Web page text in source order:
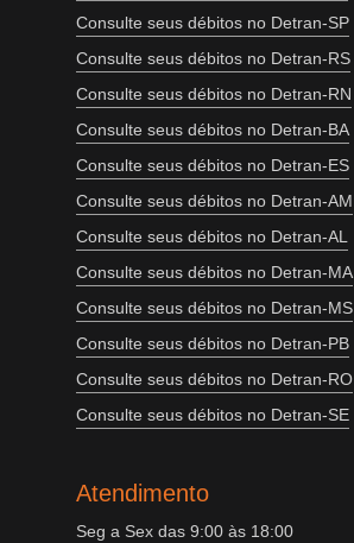
Consulte seus débitos no Detran-SP
Consulte seus débitos no Detran-RS
Consulte seus débitos no Detran-RN
Consulte seus débitos no Detran-BA
Consulte seus débitos no Detran-ES
Consulte seus débitos no Detran-AM
Consulte seus débitos no Detran-AL
Consulte seus débitos no Detran-MA
Consulte seus débitos no Detran-MS
Consulte seus débitos no Detran-PB
Consulte seus débitos no Detran-RO
Consulte seus débitos no Detran-SE
Atendimento
Seg a Sex das 9:00 às 18:00